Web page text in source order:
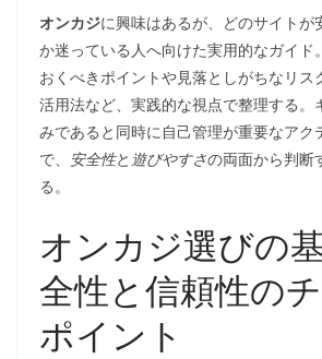
オンカジに興味はあるが、どのサイトが
か迷っている人へ向けた実用的なガイド
おくべきポイントや見落としがちなリス
活用法など、実践的な視点で整理する。
みであると同時に自己管理が重要なアク
で、
安全性と 遊びやすさの両面から判断
る。
オンカジ選びの
全性と信頼性の
ポイント